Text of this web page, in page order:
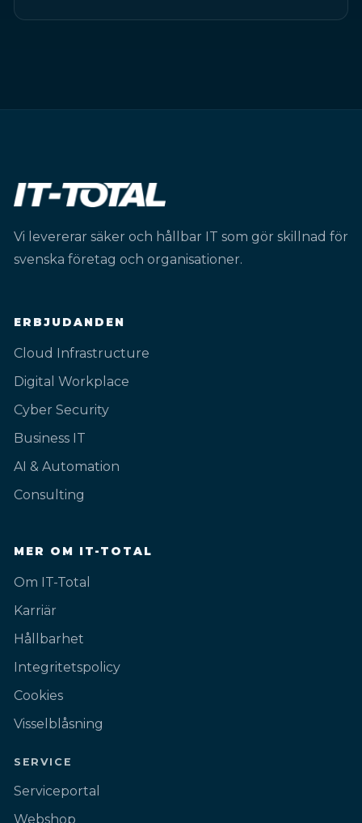
Vi levererar säker och hållbar IT som gör skillnad för
svenska företag och organisationer.
ERBJUDANDEN
Cloud Infrastructure
Digital Workplace
Cyber Security
Business IT
AI & Automation
Consulting
MER OM IT-TOTAL
Om IT-Total
Karriär
Hållbarhet
Integritetspolicy
Cookies
Visselblåsning
SERVICE
Serviceportal
Webshop